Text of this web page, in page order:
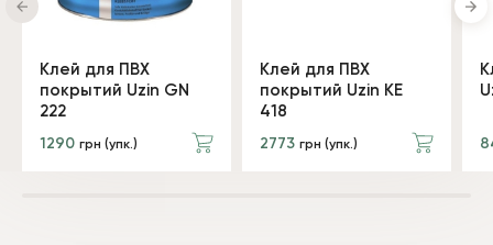
Клей для ПВХ
покрытий Uzin GN
222
1290 грн (упк.)
Клей для ПВХ
покрытий Uzin KE
418
2773 грн (упк.)